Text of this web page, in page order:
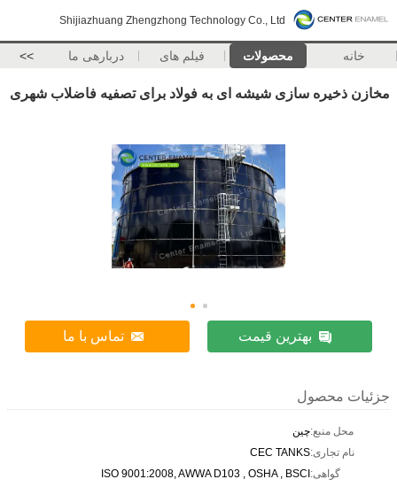
Shijiazhuang Zhengzhong Technology Co., Ltd
خانه محصولات فیلم های دربارهی ما >>
مخازن ذخیره سازی شیشه ای به فولاد برای تصفیه فاضلاب شهری
بهترین قیمت تماس با ما
جزئیات محصول
محل منبع:چین
نام تجاری:CEC TANKS
گواهی:ISO 9001:2008, AWWA D103 , OSHA , BSCI